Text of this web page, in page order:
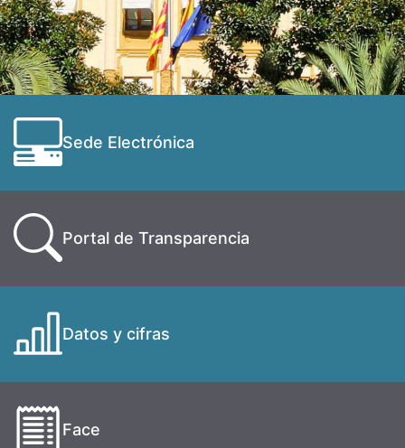
Sede Electrónica
Portal de Transparencia
Datos y cifras
Face